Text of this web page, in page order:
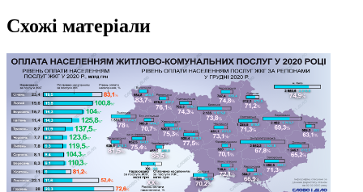
Схожі матеріали